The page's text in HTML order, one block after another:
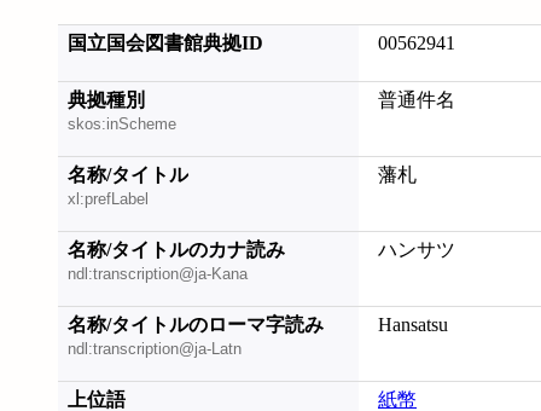
国立国会図書館典拠ID 00562941
典拠種別
skos:inScheme
普通件名
名称/タイトル
xl:prefLabel
藩札
名称/タイトルのカナ読み
ndl:transcription@ja-Kana
ハンサツ
名称/タイトルのローマ字読み
ndl:transcription@ja-Latn
Hansatsu
上位語 紙幣